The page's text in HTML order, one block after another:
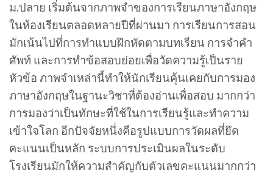
ม.ปลาย เริ่มต้นจากภาพจำของการเรียนภาษาอังกฤษ
ในห้องเรียนตลอดหลายปีที่ผ่านมา การเรียนการสอน
มักเน้นไปที่การทำแบบฝึกหัดตามบทเรียน การจำคำ
ศัพท์ และการทำข้อสอบย่อยเพื่อวัดความรู้เป็นราย
หัวข้อ ภาพจำเหล่านี้ทำให้นักเรียนคุ้นเคยกับการมอง
ภาษาอังกฤษในฐานะวิชาที่ต้องอ่านเพื่อสอบ มากกว่า
การมองว่าเป็นทักษะที่ใช้ในการเรียนรู้และทำความ
เข้าใจโลก อีกปัจจัยหนึ่งคือรูปแบบการวัดผลที่ยึด
คะแนนเป็นหลัก ระบบการประเมินผลในระดับ
โรงเรียนมักให้ความสำคัญกับตัวเลขคะแนนมากกว่า